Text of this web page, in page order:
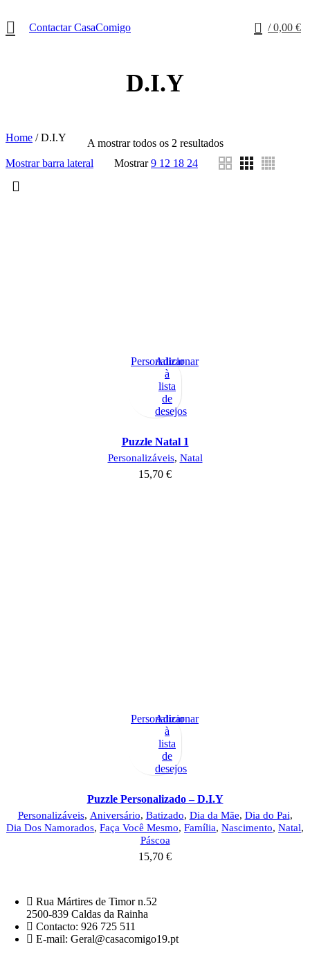
Contactar CasaComigo / 0,00 €
D.I.Y
Home /D.I.Y
A mostrar todos os 2 resultados
Mostrar barra lateral
Mostrar9 12 18 24
Personalizar
Adicionar
à
lista
de
desejos
Puzzle Natal 1
Personalizáveis, Natal
15,70 €
Personalizar
Adicionar
à
lista
de
desejos
Puzzle Personalizado – D.I.Y
Personalizáveis, Aniversário, Batizado, Dia da Mãe, Dia do Pai,
Dia Dos Namorados, Faça Você Mesmo, Família, Nascimento, Natal,
Páscoa
15,70 €
Rua Mártires de Timor n.52
2500-839 Caldas da Rainha
Contacto: 926 725 511
E-mail: Geral@casacomigo19.pt